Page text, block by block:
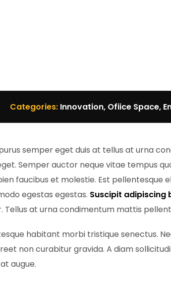
Categories: Innovation, Ofiice Space,
semper eget duis at tellus at urna
Semper auctor neque vitae tempus
faucibus et molestie. Est pellentesque
egestas egestas. Suscipit adipiscing
at urna condimentum mattis
habitant morbi tristique senectus.
non curabitur gravida. A diam
augue.